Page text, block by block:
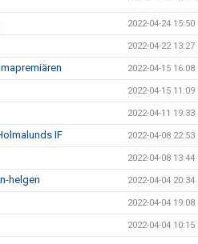
2022-04-24 15:50
2022-04-22 13:27
2022-04-15 16:08
2022-04-15 11:09
2022-04-11 19:33
IF 2022-04-08 22:53
2022-04-08 13:44
helgen 2022-04-04 20:34
2022-04-04 19:08
2022-04-04 10:15